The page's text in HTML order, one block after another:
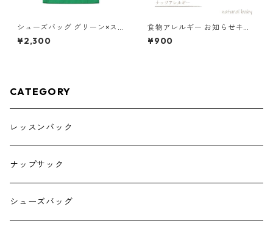
シューズバッグ グリーン×スト
ライプ 85-73052-1
¥2,300
食物アレルギー お知らせキー
ホルダー ナッツ 85-00001-1
¥900
CATEGORY
レッスンバック
ナップサック
シューズバッグ